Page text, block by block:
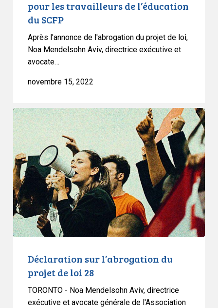
gouvernement
l’Ontario
abroge
pour
les
travailleurs
de
l’éducation
du
SCFP
pour les travailleurs de l’éducation
du SCFP
Après l'annonce de l'abrogation du projet de loi,
Noa Mendelsohn Aviv, directrice exécutive et
avocate…
novembre 15, 2022
Déclaration
sur
l’abrogation
du
projet
de
loi
28
Déclaration sur l’abrogation du
projet de loi 28
TORONTO - Noa Mendelsohn Aviv, directrice
exécutive et avocate générale de l'Association